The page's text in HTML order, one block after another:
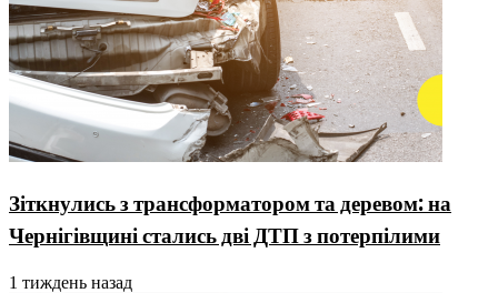
Зіткнулись з трансформатором та деревом: на
Чернігівщині стались дві ДТП з потерпілими
1 тиждень назад